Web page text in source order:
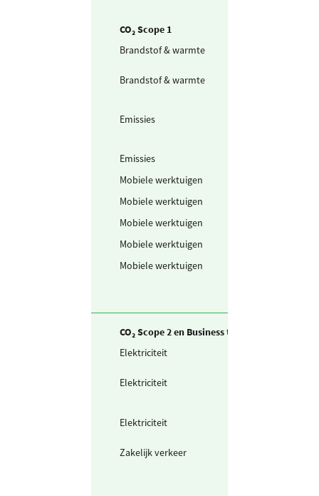
CO₂ Scope 1
Brandstof & warmte
Brandstof & warmte
Emissies
Emissies
Mobiele werktuigen
Mobiele werktuigen
Mobiele werktuigen
Mobiele werktuigen
Mobiele werktuigen
CO₂ Scope 2 en Business travel
Elektriciteit
Elektriciteit
Elektriciteit
Zakelijk verkeer